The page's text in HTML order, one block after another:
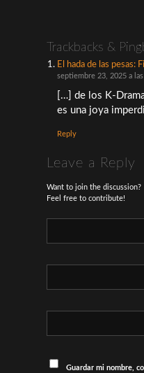
Trackbacks &
El hada de las pesas:
septiembre 23, 2025 a
[…] de los K-
es una joya
Reply
Leave a Reply
Want to join the discussion?
Feel free to contribute!
Guardar mi nombre,